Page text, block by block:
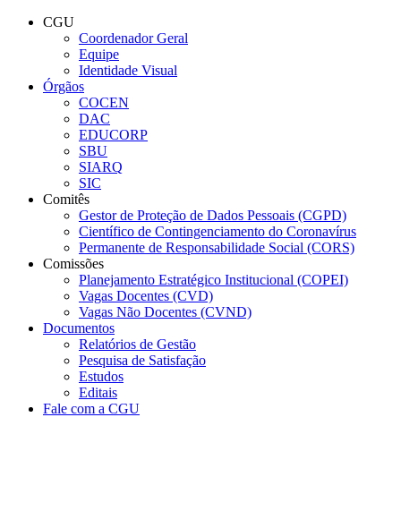
Conteúdo principal
CGU
Coordenador Geral
Equipe
Identidade Visual
Órgãos
COCEN
DAC
EDUCORP
SBU
SIARQ
SIC
Comitês
Gestor de Proteção de Dados Pessoais (CGPD)
Científico de Contingenciamento do Coronavírus
Permanente de Responsabilidade Social (CORS)
Comissões
Planejamento Estratégico Institucional (COPEI)
Vagas Docentes (CVD)
Vagas Não Docentes (CVND)
Documentos
Relatórios de Gestão
Pesquisa de Satisfação
Estudos
Editais
Fale com a CGU